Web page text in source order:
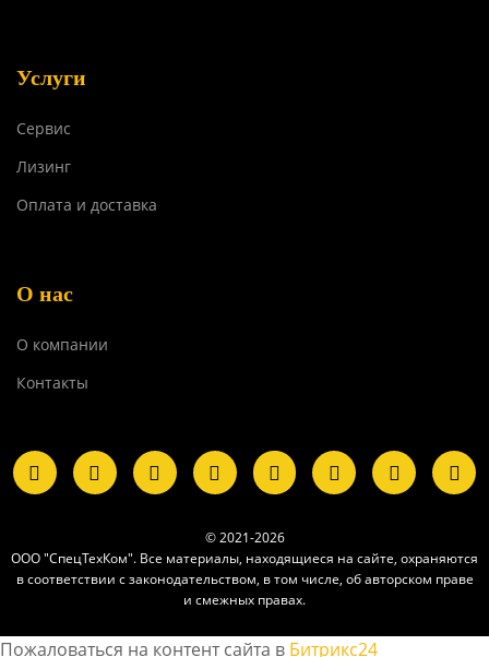
Услуги
Сервис
Лизинг
Оплата и доставка
О нас
О компании
Контакты
© 2021-2026
ООО "СпецТехКом". Все материалы, находящиеся на сайте, охраняются
в соответствии с законодательством, в том числе, об авторском праве
и смежных правах.
Пожаловаться на контент cайта в Битрикс24